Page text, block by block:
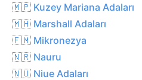
🇲🇵 Kuzey Mariana Adaları
🇲🇭 Marshall Adaları
🇫🇲 Mikronezya
🇳🇷 Nauru
🇳🇺 Niue Adaları